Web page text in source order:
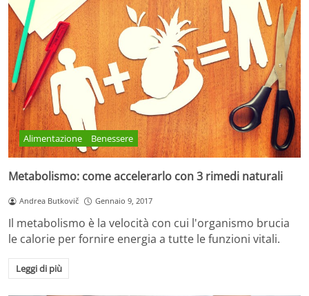
Alimentazione Benessere
Metabolismo: come accelerarlo con 3 rimedi naturali
Andrea Butkovič Gennaio 9, 2017
Il metabolismo è la velocità con cui l'organismo brucia
le calorie per fornire energia a tutte le funzioni vitali.
Leggi di più